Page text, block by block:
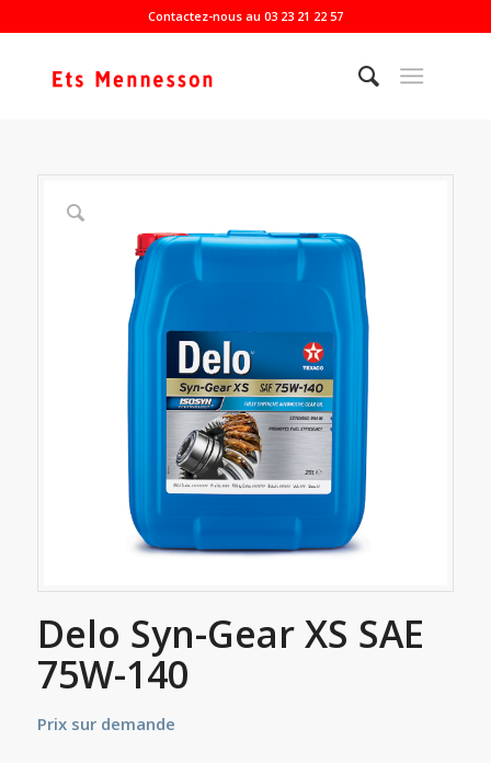
Contactez-nous au 03 23 21 22 57
Delo Syn-Gear XS SAE
75W-140
Prix sur demande